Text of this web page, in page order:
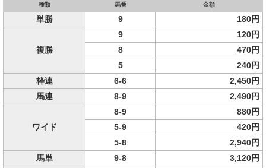
種類 馬番 金額
単勝 9 180円
複勝
9
120円
8
470円
5
240円
枠連
6-6
2,450円
馬連
8-9 2,490円
ワイド
8-9
880円
5-9
420円
5-8
2,940円
馬単
9-8
3,120円